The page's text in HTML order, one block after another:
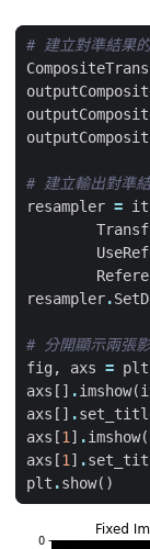
# 建立對準結果
# 建立輸出對準
resampler =
resampler.
# 分開顯示兩張
fig , axs = plt
axs [] .imshow(
axs [] .
axs [1] .imshow(
axs [1] .
plt .show()